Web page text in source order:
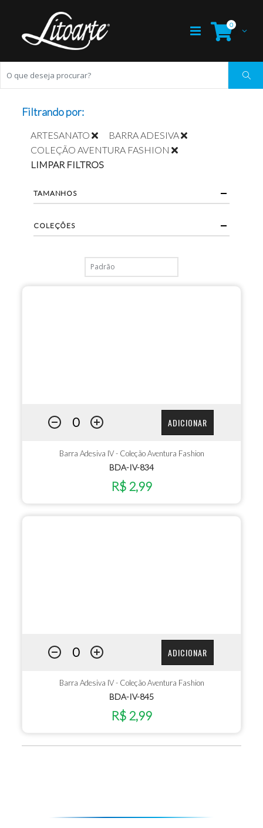
0
ADICIONAR
Barra Adesiva IV - Coleção Aventura Fashion
BDA-IV-834
R$ 2,99
ADICIONAR
Barra Adesiva IV - Coleção Aventura Fashion
BDA-IV-845
R$ 2,99
Filtrando por:
ARTESANATO
BARRA ADESIVA
COLEÇÃO AVENTURA FASHION
LIMPAR FILTROS
TAMANHOS
COLEÇÕES